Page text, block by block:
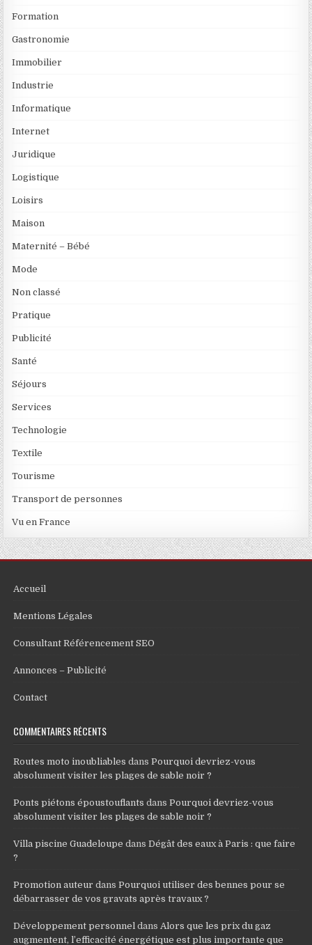
Formation
Gastronomie
Immobilier
Industrie
Informatique
Internet
Juridique
Logistique
Loisirs
Maison
Maternité – Bébé
Mode
Non classé
Pratique
Publicité
Santé
Séjours
Services
Technologie
Textile
Tourisme
Transport de personnes
Vu en France
Accueil
Mentions Légales
Consultant Référencement SEO
Annonces – Publicité
Contact
COMMENTAIRES RÉCENTS
Routes moto inoubliables dansPourquoi devriez-vous
absolument visiter les plages de sable noir ?
Ponts piétons époustouflants dansPourquoi devriez-vous
absolument visiter les plages de sable noir ?
Villa piscine Guadeloupe dansDégât des eaux à Paris : que faire
?
Promotion auteur dansPourquoi utiliser des bennes pour se
débarrasser de vos gravats après travaux ?
Développement personnel dansAlors que les prix du gaz
augmentent, l’efficacité énergétique est plus importante que